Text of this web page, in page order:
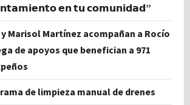
𝗲𝗻 𝘁𝘂 𝗰𝗼𝗺𝘂𝗻𝗶𝗱𝗮𝗱”
Marisol Martínez acompañan a Rocío
de apoyos que benefician a 971
de limpieza manual de drenes